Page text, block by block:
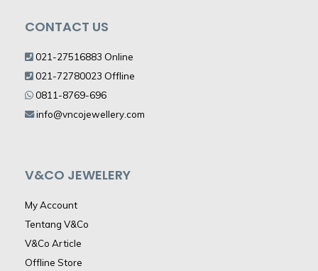
V&CO JEWELERY
My Account
Tentang V&Co
V&Co Article
Offline Store
CONTACT US
021-27516883 Online
021-72780023 Offline
0811-8769-696
info@vncojewellery.com